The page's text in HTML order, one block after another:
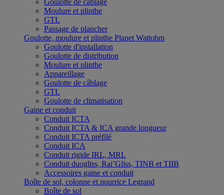
Goulotte de câblage
Moulure et plinthe
GTL
Passage de plancher
Goulotte, moulure et plinthe Planet Wattohm
Goulotte d'installation
Goulotte de distribution
Moulure et plinthe
Appareillage
Goulotte de câblage
GTL
Goulotte de climatisation
Gaine et conduit
Conduit ICTA
Conduit ICTA & ICA grande longueur
Conduit ICTA préfilé
Conduit ICA
Conduit rigide IRL, MRL
Conduit duogliss, Rai’Gliss, TINB et TIIB
Accessoires gaine et conduit
Boîte de sol, colonne et nourrice Legrand
Boîte de sol